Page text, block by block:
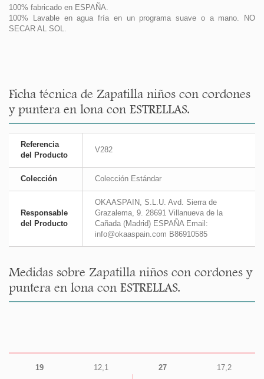
100% fabricado en ESPAÑA.
100% Lavable en agua fría en un programa suave o a mano. NO
SECAR AL SOL.
Ficha técnica de Zapatilla niños con cordones
y puntera en lona con ESTRELLAS.
Referencia
del Producto
V282
Colección Colección Estándar
Responsable
del Producto
OKAASPAIN, S.L.U. Avd. Sierra de
Grazalema, 9. 28691 Villanueva de la
Cañada (Madrid) ESPAÑA Email:
info@okaaspain.com B86910585
Medidas sobre Zapatilla niños con cordones y
puntera en lona con ESTRELLAS.
19
12,1
27
17,2